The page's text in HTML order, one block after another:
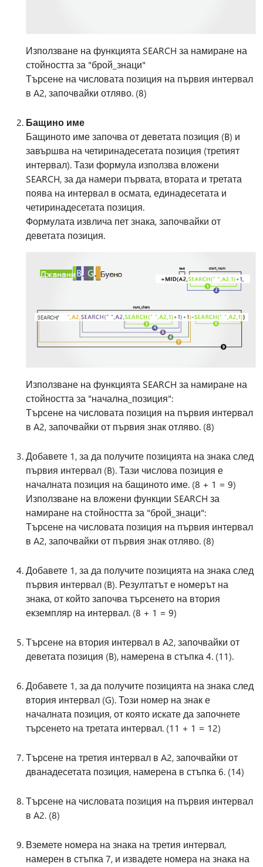
Използване на функцията SEARCH за намиране на
стойността за "брой_знаци"
Търсене на числовата позиция на първия интервал
в A2, започвайки отляво. (8)
Бащино име
Бащиното име започва от деветата позиция (B) и
завършва на четиринадесетата позиция (третият
интервал). Тази формула използва вложени
SEARCH, за да намери първата, втората и третата
поява на интервал в осмата, единадесетата и
четиринадесетата позиция.
Формулата извлича пет знака, започвайки от
деветата позиция.
Използване на функцията SEARCH за намиране на
стойността за "начална_позиция":
Търсене на числовата позиция на първия интервал
в A2, започвайки от първия знак отляво. (8)
Добавете 1, за да получите позицията на знака след
първия интервал (B). Тази числова позиция е
началната позиция на бащиното име. (8 + 1 = 9)
Използване на вложени функции SEARCH за
намиране на стойността за "брой_знаци":
Търсене на числовата позиция на първия интервал
в A2, започвайки от първия знак отляво. (8)
Добавете 1, за да получите позицията на знака след
първия интервал (B). Резултатът е номерът на
знака, от който започва търсенето на втория
екземпляр на интервал. (8 + 1 = 9)
Търсене на втория интервал в A2, започвайки от
деветата позиция (B), намерена в стъпка 4. (11).
Добавете 1, за да получите позицията на знака след
втория интервал (G). Този номер на знак е
началната позиция, от която искате да започнете
търсенето на третата интервал. (11 + 1 = 12)
Търсене на третия интервал в A2, започвайки от
дванадесетата позиция, намерена в стъпка 6. (14)
Търсене на числовата позиция на първия интервал
в A2. (8)
Вземете номера на знака на третия интервал,
намерен в стъпка 7, и извадете номера на знака на